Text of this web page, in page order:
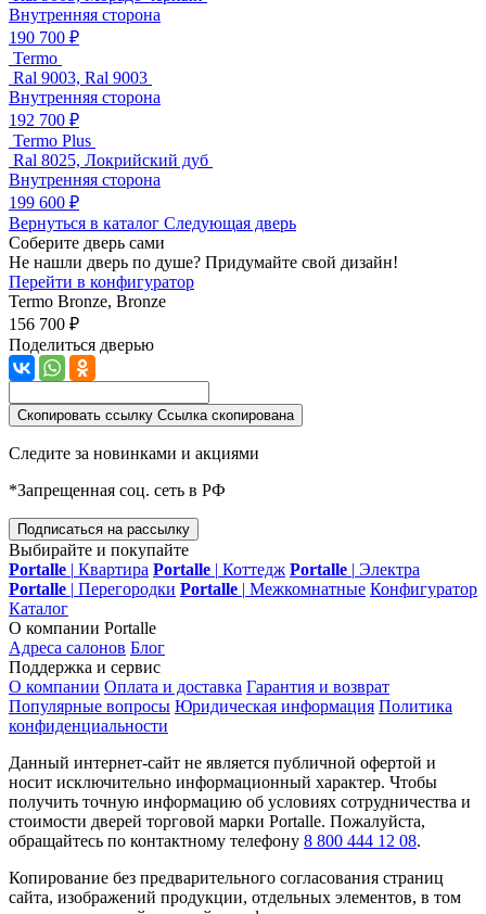
Внутренняя сторона
190 700 ₽
Termo
Ral 9003, Ral 9003
Внутренняя сторона
192 700 ₽
Termo Plus
Ral 8025, Локрийский дуб
Внутренняя сторона
199 600 ₽
Вернуться в каталог Следующая дверь
Соберите дверь сами
Не нашли дверь по душе? Придумайте свой дизайн!
Перейти в конфигуратор
Termo Bronze, Bronze
156 700 ₽
Поделиться дверью
Скопировать ссылку Ссылка скопирована
Следите за новинками и акциями
*Запрещенная соц. сеть в РФ
Подписаться на рассылку
Выбирайте и покупайте
Portalle | Квартира Portalle | Коттедж Portalle | Электра
Portalle | Перегородки Portalle | Межкомнатные Конфигуратор
Каталог
О компании Portalle
Адреса салонов Блог
Поддержка и сервис
О компании Оплата и доставка Гарантия и возврат
Популярные вопросы Юридическая информация Политика
конфиденциальности
Данный интернет-сайт не является публичной офертой и
носит исключительно информационный характер. Чтобы
получить точную информацию об условиях сотрудничества и
стоимости дверей торговой марки Portalle. Пожалуйста,
обращайтесь по контактному телефону 8 800 444 12 08.
Копирование без предварительного согласования страниц
сайта, изображений продукции, отдельных элементов, в том